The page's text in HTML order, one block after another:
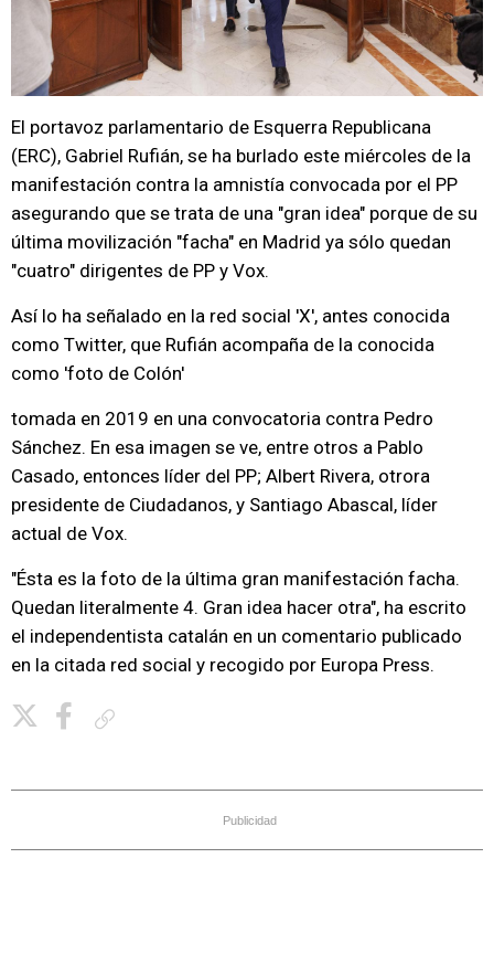
El portavoz parlamentario de Esquerra Republicana
(ERC), Gabriel Rufián, se ha burlado este miércoles de la
manifestación contra la amnistía convocada por el PP
asegurando que se trata de una "gran idea" porque de su
última movilización "facha" en Madrid ya sólo quedan
"cuatro" dirigentes de PP y Vox.
Así lo ha señalado en la red social 'X', antes conocida
como Twitter, que Rufián acompaña de la conocida
como 'foto de Colón'
tomada en 2019 en una convocatoria contra Pedro
Sánchez. En esa imagen se ve, entre otros a Pablo
Casado, entonces líder del PP; Albert Rivera, otrora
presidente de Ciudadanos, y Santiago Abascal, líder
actual de Vox.
"Ésta es la foto de la última gran manifestación facha.
Quedan literalmente 4. Gran idea hacer otra", ha escrito
el independentista catalán en un comentario publicado
en la citada red social y recogido por Europa Press.
Publicidad